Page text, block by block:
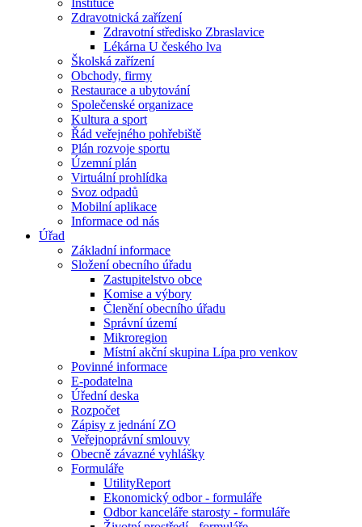
Instituce
Zdravotnická zařízení
Zdravotní středisko Zbraslavice
Lékárna U českého lva
Školská zařízení
Obchody, firmy
Restaurace a ubytování
Společenské organizace
Kultura a sport
Řád veřejného pohřebiště
Plán rozvoje sportu
Územní plán
Virtuální prohlídka
Svoz odpadů
Mobilní aplikace
Informace od nás
Úřad
Základní informace
Složení obecního úřadu
Zastupitelstvo obce
Komise a výbory
Členění obecního úřadu
Správní území
Mikroregion
Místní akční skupina Lípa pro venkov
Povinné informace
E-podatelna
Úřední deska
Rozpočet
Zápisy z jednání ZO
Veřejnoprávní smlouvy
Obecně závazné vyhlášky
Formuláře
UtilityReport
Ekonomický odbor - formuláře
Odbor kanceláře starosty - formuláře